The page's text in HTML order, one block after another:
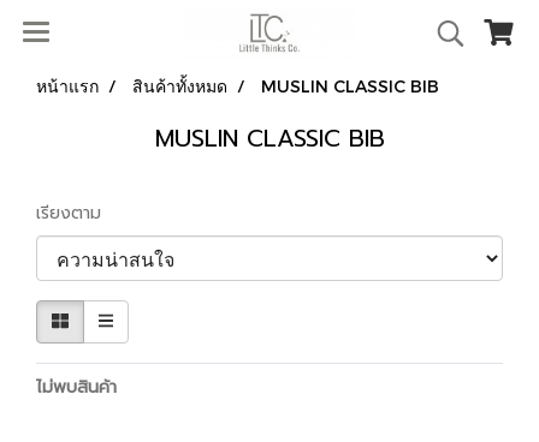
หน้าแรก สินค้าทั้งหมด MUSLIN CLASSIC BIB
MUSLIN CLASSIC BIB
เรียงตาม
ไม่พบสินค้า